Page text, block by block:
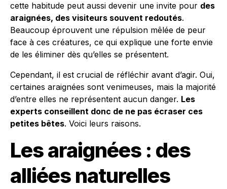
cette habitude peut aussi devenir une invite pour des
araignées, des visiteurs souvent redoutés.
Beaucoup éprouvent une répulsion mêlée de peur
face à ces créatures, ce qui explique une forte envie
de les éliminer dès qu’elles se présentent.
Cependant, il est crucial de réfléchir avant d’agir. Oui,
certaines araignées sont venimeuses, mais la majorité
d’entre elles ne représentent aucun danger. Les
experts conseillent donc de ne pas écraser ces
petites bêtes. Voici leurs raisons.
Les araignées : des
alliées naturelles